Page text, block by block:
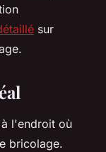
sur
l'endroit où
bricolage.